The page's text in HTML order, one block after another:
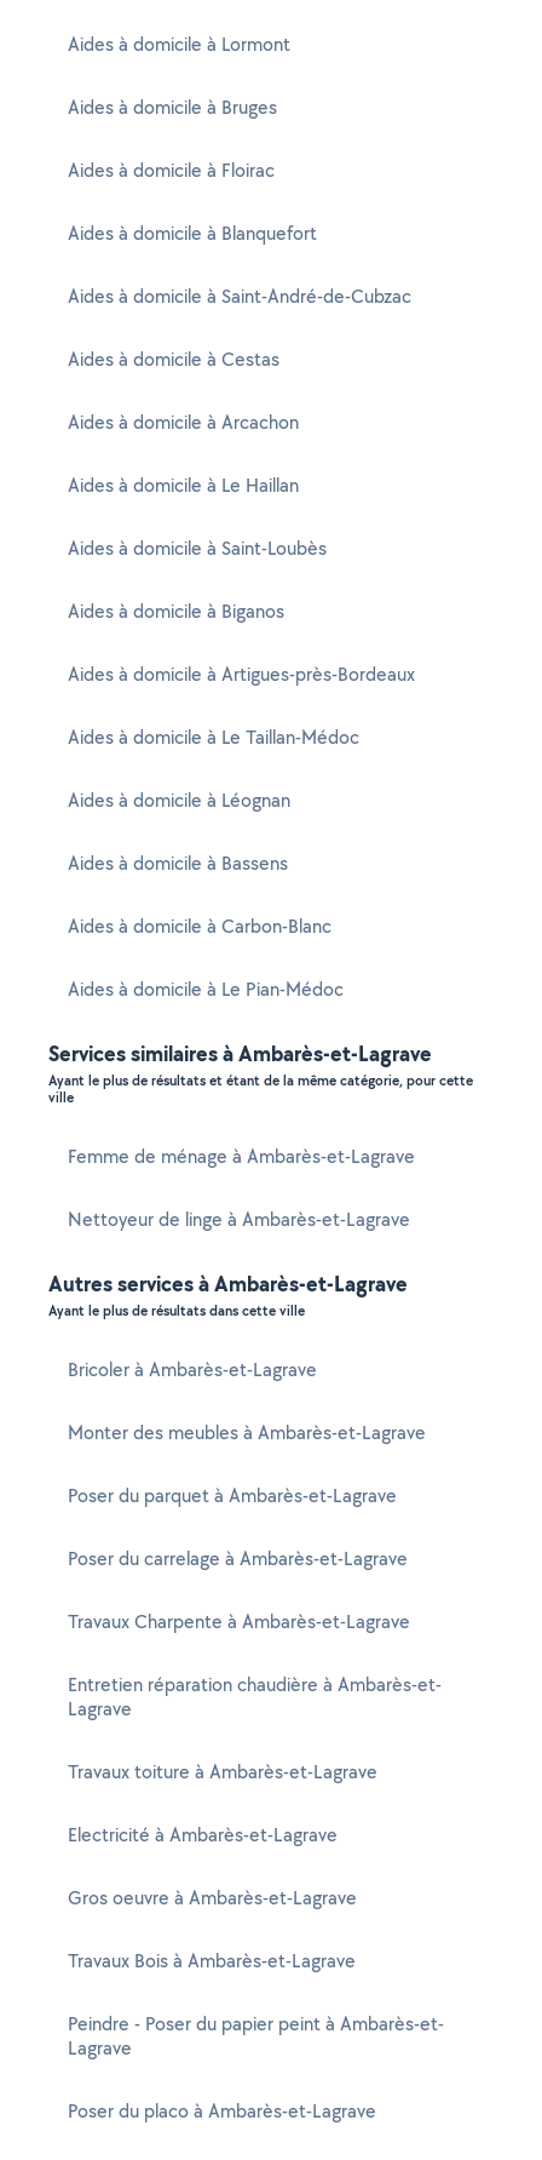
Aides à domicile à Lormont
Aides à domicile à Bruges
Aides à domicile à Floirac
Aides à domicile à Blanquefort
Aides à domicile à Saint-André-de-Cubzac
Aides à domicile à Cestas
Aides à domicile à Arcachon
Aides à domicile à Le Haillan
Aides à domicile à Saint-Loubès
Aides à domicile à Biganos
Aides à domicile à Artigues-près-Bordeaux
Aides à domicile à Le Taillan-Médoc
Aides à domicile à Léognan
Aides à domicile à Bassens
Aides à domicile à Carbon-Blanc
Aides à domicile à Le Pian-Médoc
Services similaires à Ambarès-et-Lagrave
Ayant le plus de résultats et étant de la même catégorie, pour cette
ville
Femme de ménage à Ambarès-et-Lagrave
Nettoyeur de linge à Ambarès-et-Lagrave
Autres services à Ambarès-et-Lagrave
Ayant le plus de résultats dans cette ville
Bricoler à Ambarès-et-Lagrave
Monter des meubles à Ambarès-et-Lagrave
Poser du parquet à Ambarès-et-Lagrave
Poser du carrelage à Ambarès-et-Lagrave
Travaux Charpente à Ambarès-et-Lagrave
Entretien réparation chaudière à Ambarès-et-
Lagrave
Travaux toiture à Ambarès-et-Lagrave
Electricité à Ambarès-et-Lagrave
Gros oeuvre à Ambarès-et-Lagrave
Travaux Bois à Ambarès-et-Lagrave
Peindre - Poser du papier peint à Ambarès-et-
Lagrave
Poser du placo à Ambarès-et-Lagrave